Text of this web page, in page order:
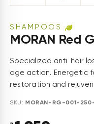
SHAMPOOS
MORAN Red
Specialized anti-hair
age action. Energetic
restoration and
SKU: MORAN-RG-001-